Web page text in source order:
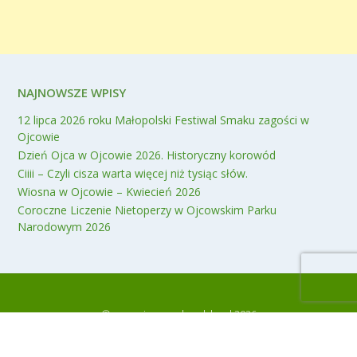
NAJNOWSZE WPISY
12 lipca 2026 roku Małopolski Festiwal Smaku zagości w
Ojcowie
Dzień Ojca w Ojcowie 2026. Historyczny korowód
Ciiii – Czyli cisza warta więcej niż tysiąc słów.
Wiosna w Ojcowie – Kwiecień 2026
Coroczne Liczenie Nietoperzy w Ojcowskim Parku
Narodowym 2026
© www.ojcow.malopolska.pl 2026